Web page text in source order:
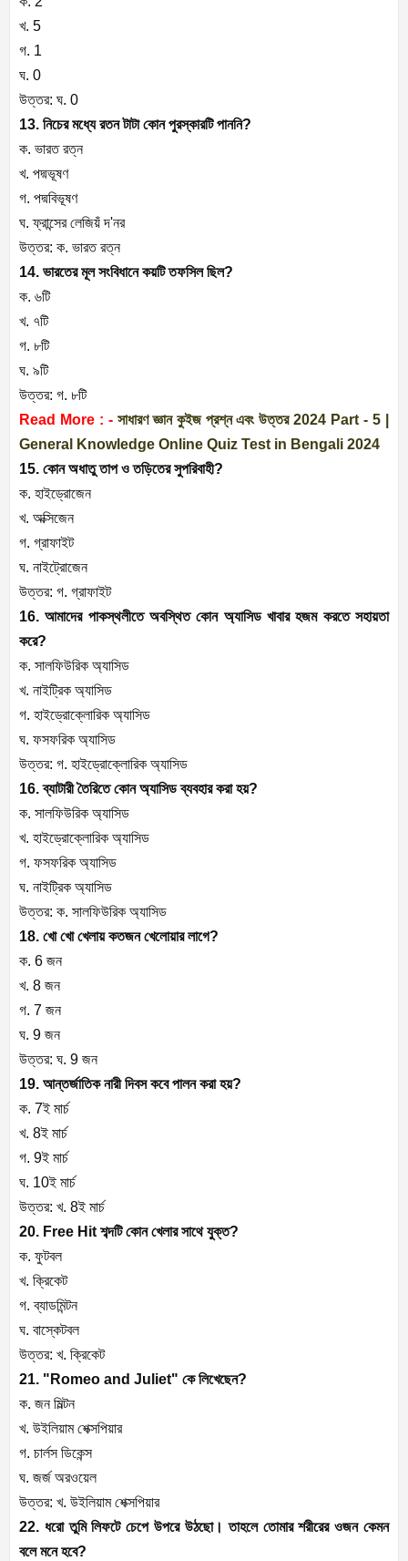
খ. 5
গ. 1
ঘ. 0
উত্তর: ঘ. 0
13. নিচের মধ্যে রতন টাটা কোন পুরস্কারটি পাননি?
ক. ভারত রত্ন
খ. পদ্মভূষণ
গ. পদ্মবিভূষণ
ঘ. ফ্রান্সের লেজিয়ঁ দ'নর
উত্তর: ক. ভারত রত্ন
14. ভারতের মূল সংবিধানে কয়টি তফসিল ছিল?
ক. ৬টি
খ. ৭টি
গ. ৮টি
ঘ. ৯টি
উত্তর: গ. ৮টি
Read More : - সাধারণ জ্ঞান কুইজ প্রশ্ন এবং উত্তর 2024 Part - 5 |
General Knowledge Online Quiz Test in Bengali 2024
15. কোন অধাতু তাপ ও তড়িতের সুপরিবাহী?
ক. হাইড্রোজেন
খ. অক্সিজেন
গ. গ্রাফাইট
ঘ. নাইট্রোজেন
উত্তর: গ. গ্রাফাইট
16. আমাদের পাকস্থলীতে অবস্থিত কোন অ্যাসিড খাবার হজম করতে সহায়তা
করে?
ক. সালফিউরিক অ্যাসিড
খ. নাইট্রিক অ্যাসিড
গ. হাইড্রোক্লোরিক অ্যাসিড
ঘ. ফসফরিক অ্যাসিড
উত্তর: গ. হাইড্রোক্লোরিক অ্যাসিড
16. ব্যাটারী তৈরিতে কোন অ্যাসিড ব্যবহার করা হয়?
ক. সালফিউরিক অ্যাসিড
খ. হাইড্রোক্লোরিক অ্যাসিড
গ. ফসফরিক অ্যাসিড
ঘ. নাইট্রিক অ্যাসিড
উত্তর: ক. সালফিউরিক অ্যাসিড
18. খো খো খেলায় কতজন খেলোয়ার লাগে?
ক. 6 জন
খ. 8 জন
গ. 7 জন
ঘ. 9 জন
উত্তর: ঘ. 9 জন
19. আন্তর্জাতিক নারী দিবস কবে পালন করা হয়?
ক. 7ই মার্চ
খ. 8ই মার্চ
গ. 9ই মার্চ
ঘ. 10ই মার্চ
উত্তর: খ. 8ই মার্চ
20. Free Hit শব্দটি কোন খেলার সাথে যুক্ত?
ক. ফুটবল
খ. ক্রিকেট
গ. ব্যাডমিন্টন
ঘ. বাস্কেটবল
উত্তর: খ. ক্রিকেট
21. "Romeo and Juliet" কে লিখেছেন?
ক. জন মিল্টন
খ. উইলিয়াম শেক্সপিয়ার
গ. চার্লস ডিকেন্স
ঘ. জর্জ অরওয়েল
উত্তর: খ. উইলিয়াম শেক্সপিয়ার
22. ধরো তুমি লিফটে চেপে উপরে উঠছো। তাহলে তোমার শরীরের ওজন কেমন
বলে মনে হবে?